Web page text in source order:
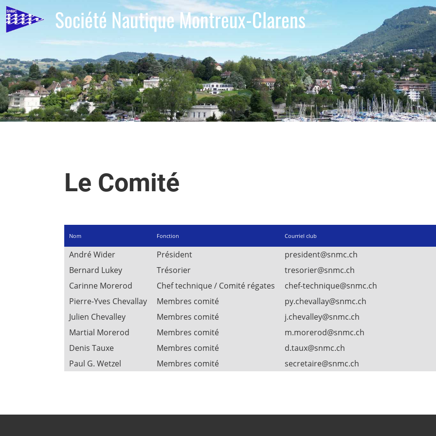
Société Nautique Montreux-Clarens
Le Comité
Nom Fonction Courriel club
André Wider Président
president@snmc.ch
Bernard Lukey
Trésorier
tresorier@snmc.ch
Carinne Morerod
Chef technique / Comité régates
chef-technique@snmc.ch
Pierre-Yves Chevallay
Membres comité
py.chevallay@snmc.ch
Julien Chevalley
Membres comité
j.chevalley@snmc.ch
Martial Morerod
Membres comité
m.morerod@snmc.ch
Denis Tauxe
Membres comité
d.taux@snmc.ch
Paul G. Wetzel
Membres comité secretaire@snmc.ch